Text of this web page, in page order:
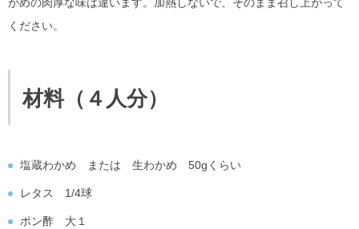
ください。
材料（４人分）
塩蔵わかめ または 生わかめ 50gくらい
レタス 1/4球
ポン酢 大１